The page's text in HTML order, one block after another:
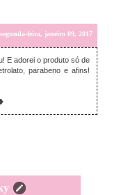
segunda-feira, janeiro 09, 2017
E adorei o produto só de
parabeno e afins!
❥